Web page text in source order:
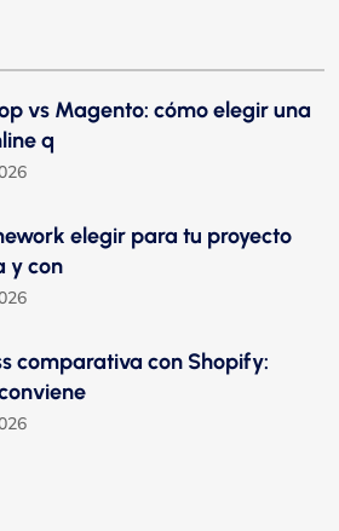
vs Magento: cómo elegir una
q
elegir para tu proyecto
y con
comparativa con Shopify: